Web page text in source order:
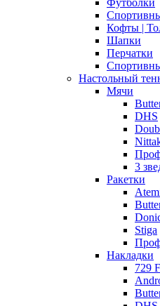
Футболки
Кофты |
Шапки
Перчатки
Настольный
Мячи
DHS
3
Ракетки
Stiga
Накладки
729